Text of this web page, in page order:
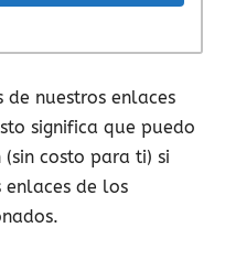
de nuestros enlaces
significa que puedo
costo para ti) si
de los